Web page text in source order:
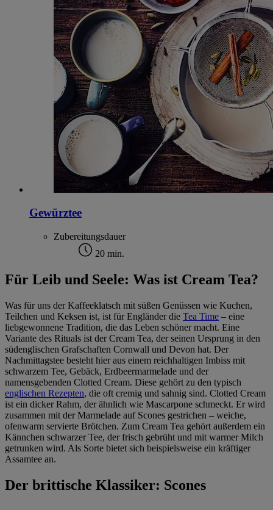
Gewürztee
Zubereitungsdauer
20 min.
Für Leib und Seele: Was ist Cream Tea?
Was für uns der Kaffeeklatsch mit süßen Genüssen wie Kuchen,
Teilchen und Keksen ist, ist für Engländer die Tea Time – eine
liebgewonnene Tradition, die das Leben schöner macht. Eine
Variante des Rituals ist der Cream Tea, der seinen Ursprung in den
südenglischen Grafschaften Cornwall und Devon hat. Der
Nachmittagstee besteht hier aus einem reichhaltigen Imbiss mit
schwarzem Tee, Gebäck, Erdbeermarmelade und der
namensgebenden Clotted Cream. Diese gehört zu den typisch
englischen Rezepten, die oft cremig und sahnig sind. Clotted Cream
ist ein dicker Rahm, der ähnlich wie Mascarpone schmeckt. Er wird
zusammen mit der Marmelade auf Scones gestrichen – weiche,
ofenwarm servierte Brötchen. Zum Cream Tea gehört außerdem ein
Kännchen schwarzer Tee, der frisch gebrüht und mit warmer Milch
getrunken wird. Als Sorte bietet sich beispielsweise ein kräftiger
Assamtee an.
Der brittische Klassiker: Scones